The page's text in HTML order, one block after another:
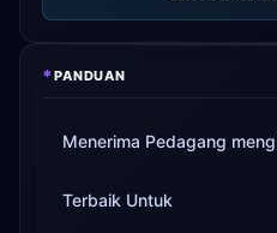
*PANDUAN
Menerima Pedagang
Terbaik Untuk